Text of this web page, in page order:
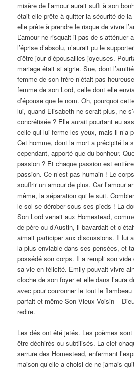
misère de l’amour aurait suffi à son
était-elle prête à quitter la sécurité de
elle prête à prendre le risque de vivre
L’amour ne risquait-il pas de
l’éprise d’absolu, n’aurait pu le
d’être jour d’épousailles joyeuses.
mariage était si aigrie. Sue, dont
femme de son frère n’était pas
femme de son Lord, celle dont elle
d’épouse que le nom. Oh, pourquoi
lui, quand Elisabeth ne serait plus, ne
concrétisée ? Elle aurait pourtant eu
celle qui lui ferme les yeux, mais il n’a
Cet homme, dont la mort a précipité la
cependant, apporté que du bonheur.
passion ? Et chaque passion est
passion. Ce n’est pas humain ! Le
souffrir un amour de plus. Car l’amour
même, la séparation qui le suit.
le sol se dérober sous ses pieds ! La
Son Lord venait aux Homestead,
de père ou d’Austin, il bavardait et
aimait participer aux discussions. Il lui
la plus enviable dans ses pensées, et
possédé son corps. Il a rempli son vide
sa vie en félicité. Emily pouvait vivre
cloche de son foyer et elle dans l’aura
avec pour couronner le tout le
parfait et même Son Vieux Voisin –
redire.
Les dés ont été jetés. Les poèmes
être déchirés ou subtilisés. La clef
serrure des Homestead, enfermant
maison qu’elle a choisi de ne jamais